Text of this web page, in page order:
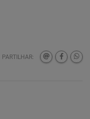
PARTILHAR: